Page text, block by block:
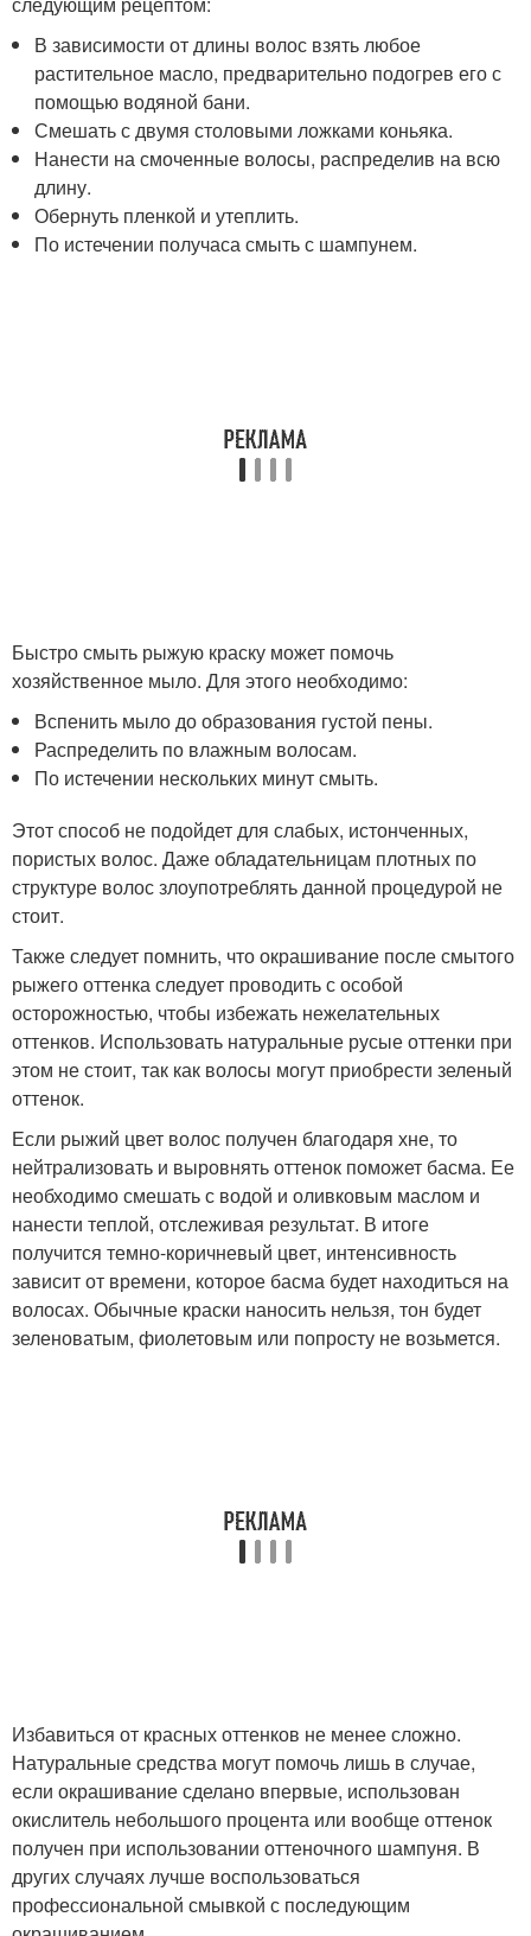
В зависимости от длины волос взять любое
растительное масло, предварительно подогрев его с
помощью водяной бани.
Смешать с двумя столовыми ложками коньяка.
Нанести на смоченные волосы, распределив на всю
длину.
Обернуть пленкой и утеплить.
По истечении получаса смыть с шампунем.
Быстро смыть рыжую краску может помочь
хозяйственное мыло. Для этого необходимо:
Вспенить мыло до образования густой пены.
Распределить по влажным волосам.
По истечении нескольких минут смыть.
Этот способ не подойдет для слабых, истонченных,
пористых волос. Даже обладательницам плотных по
структуре волос злоупотреблять данной процедурой не
стоит.
Также следует помнить, что окрашивание после смытого
рыжего оттенка следует проводить с особой
осторожностью, чтобы избежать нежелательных
оттенков. Использовать натуральные русые оттенки при
этом не стоит, так как волосы могут приобрести зеленый
оттенок.
Если рыжий цвет волос получен благодаря хне, то
нейтрализовать и выровнять оттенок поможет басма. Ее
необходимо смешать с водой и оливковым маслом и
нанести теплой, отслеживая результат. В итоге
получится темно-коричневый цвет, интенсивность
зависит от времени, которое басма будет находиться на
волосах. Обычные краски наносить нельзя, тон будет
зеленоватым, фиолетовым или попросту не возьмется.
Избавиться от красных оттенков не менее сложно.
Натуральные средства могут помочь лишь в случае,
если окрашивание сделано впервые, использован
окислитель небольшого процента или вообще оттенок
получен при использовании оттеночного шампуня. В
других случаях лучше воспользоваться
профессиональной смывкой с последующим